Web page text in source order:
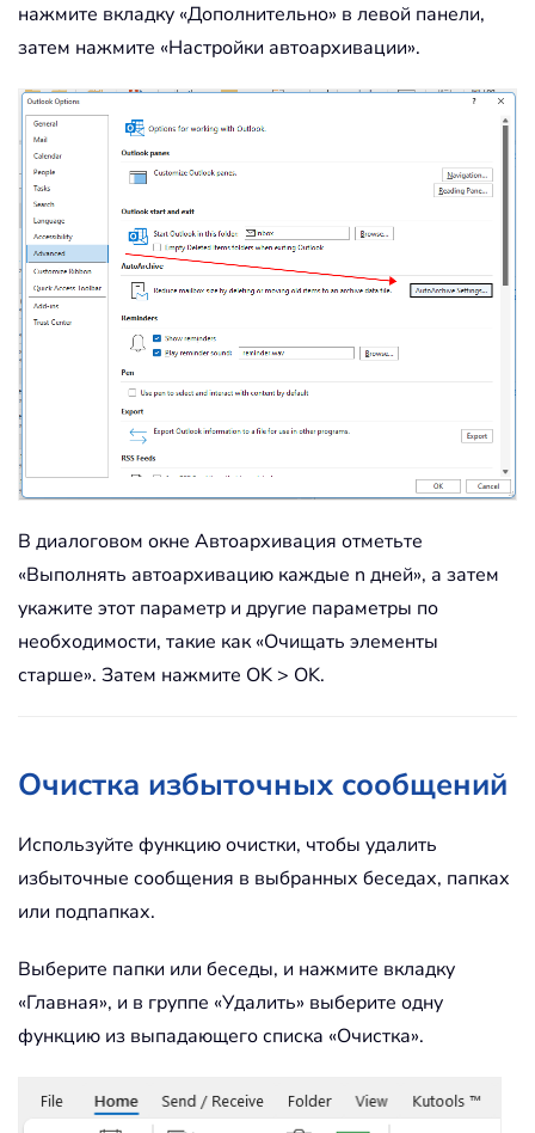
нажмите вкладку «Дополнительно» в левой панели,
затем нажмите «Настройки автоархивации».
В диалоговом окне Автоархивация отметьте
«Выполнять автоархивацию каждые n дней», а затем
укажите этот параметр и другие параметры по
необходимости, такие как «Очищать элементы
старше». Затем нажмите OK > OK.
Очистка избыточных сообщений
Используйте функцию очистки, чтобы удалить
избыточные сообщения в выбранных беседах, папках
или подпапках.
Выберите папки или беседы, и нажмите вкладку
«Главная», и в группе «Удалить» выберите одну
функцию из выпадающего списка «Очистка».